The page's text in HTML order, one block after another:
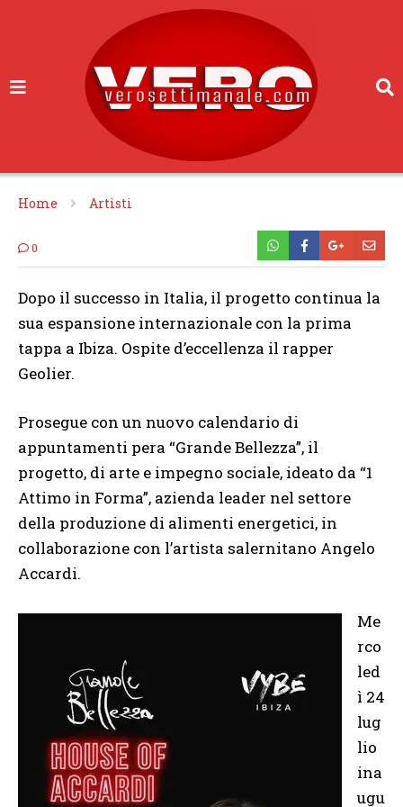
Home Artisti
0
Dopo il successo in Italia, il progetto continua la
sua espansione internazionale con la prima
tappa a Ibiza. Ospite d’eccellenza il rapper
Geolier.
Prosegue con un nuovo calendario di
appuntamenti pera “Grande Bellezza”, il
progetto, di arte e impegno sociale, ideato da “1
Attimo in Forma”, azienda leader nel settore
della produzione di alimenti energetici, in
collaborazione con l’artista salernitano Angelo
Accardi.
Me
rco
led
ì 24
lug
lio
ina
ugu